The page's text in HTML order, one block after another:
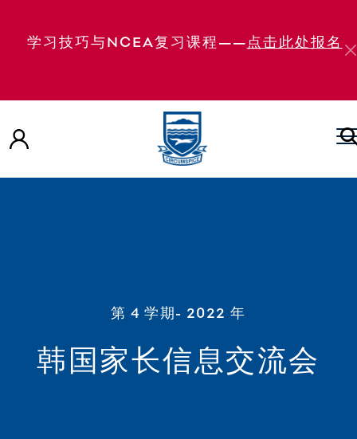
学习技巧与NCEA复习课程——点击此处报名
第 4 学期- 2022 年
韩国家长信息交流会